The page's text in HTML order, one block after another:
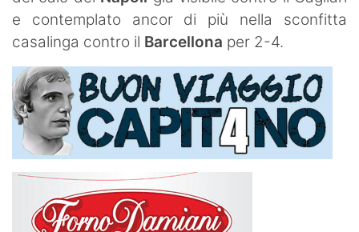
e contemplato ancor di più nella sconfitta
casalinga contro il Barcellona per 2-4.